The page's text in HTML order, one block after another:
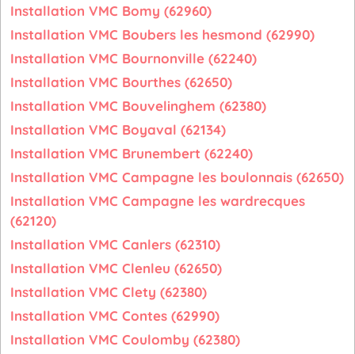
Installation VMC Bomy (62960)
Installation VMC Boubers les hesmond (62990)
Installation VMC Bournonville (62240)
Installation VMC Bourthes (62650)
Installation VMC Bouvelinghem (62380)
Installation VMC Boyaval (62134)
Installation VMC Brunembert (62240)
Installation VMC Campagne les boulonnais (62650)
Installation VMC Campagne les wardrecques
(62120)
Installation VMC Canlers (62310)
Installation VMC Clenleu (62650)
Installation VMC Clety (62380)
Installation VMC Contes (62990)
Installation VMC Coulomby (62380)